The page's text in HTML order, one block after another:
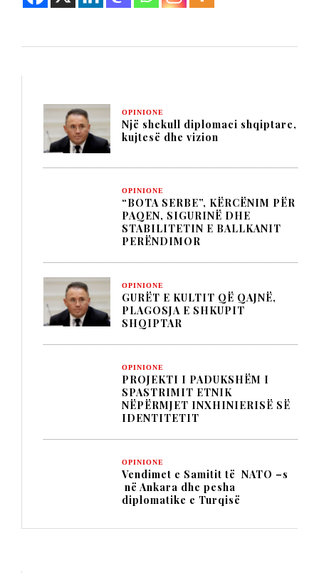
OPINIONE
Një shekull diplomaci shqiptare,
kujtesë dhe vizion
OPINIONE
“BOTA SERBE”, KËRCËNIM PËR
PAQEN, SIGURINË DHE
STABILITETIN E BALLKANIT
PERËNDIMOR
OPINIONE
GURËT E KULTIT QË QAJNË,
PLAGOSJA E SHKUPIT
SHQIPTAR
OPINIONE
PROJEKTI I PADUKSHËM I
SPASTRIMIT ETNIK
NËPËRMJET INXHINIERISË SË
IDENTITETIT
OPINIONE
Vendimet e Samitit të NATO –s
në Ankara dhe pesha
diplomatike e Turqisë